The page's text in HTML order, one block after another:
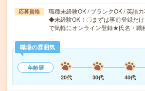
応募資格
職種未経験OK / ブランクOK / 英語
◆未経験OK！〇まずは事前登録だ
で気軽にオンライン登録★氏名・職
職場の雰囲気
年齢層
20代
30代 40代